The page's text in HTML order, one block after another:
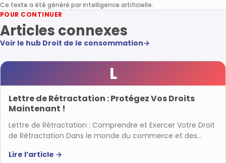
Ce texte a été généré par intelligence artificielle.
POUR CONTINUER
Articles connexes
Voir le hub Droit de le consommation→
L
Lettre de Rétractation : Protégez Vos Droits
Maintenant !
Lettre de Rétractation : Comprendre et Exercer Votre Droit
de Rétractation Dans le monde du commerce et des…
Lire l’article →